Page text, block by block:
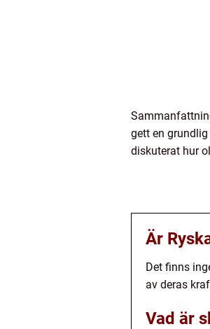
gett en
diskuterat hur
Är
Det finns
av deras
Vad är